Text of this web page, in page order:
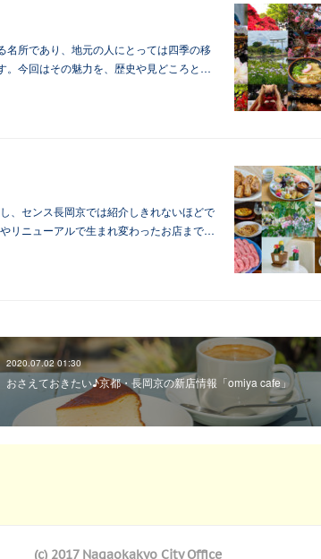
所であり、地元の人にとっては四季の移
。今回はその魅力を、歴史や見どころと…
、センス長岡京では紹介しきれないほどで
リニューアルで生まれ変わったお店まで…
2020.07.02 01:30
おさえておきたい♪京都・長岡京の新店情報「omiya cafe」
(c) 2017 Nagaokakyo City Office